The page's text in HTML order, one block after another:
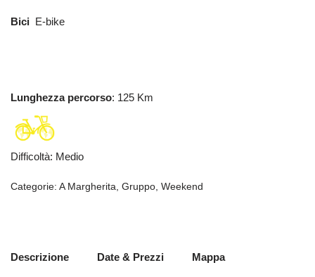
Bici E-bike
Lunghezza percorso: 125 Km
Difficoltà: Medio
Categorie: A Margherita, Gruppo, Weekend
Descrizione Date & Prezzi Mappa